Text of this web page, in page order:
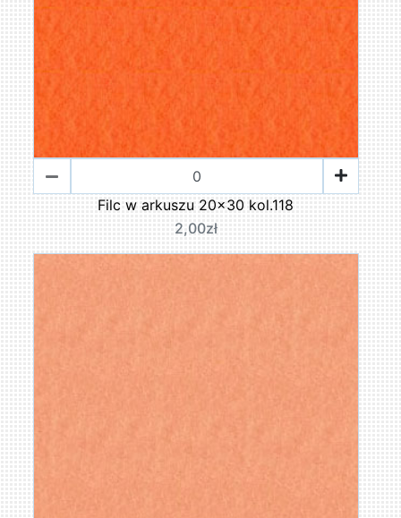
Filc w arkuszu 20x30 kol.118
2,00zł